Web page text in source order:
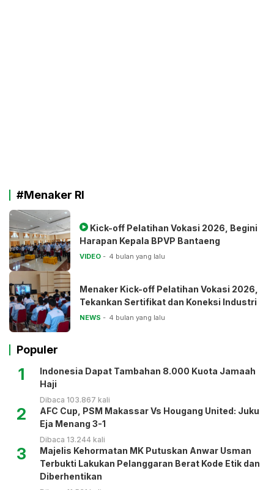
#Menaker RI
Kick-off Pelatihan Vokasi 2026, Begini
Harapan Kepala BPVP Bantaeng
VIDEO 4 bulan yang lalu
Menaker Kick-off Pelatihan Vokasi 2026,
Tekankan Sertifikat dan Koneksi Industri
NEWS 4 bulan yang lalu
Populer
1
Indonesia Dapat Tambahan 8.000 Kuota Jamaah
Haji
Dibaca 103.867 kali
2
AFC Cup, PSM Makassar Vs Hougang United: Juku
Eja Menang 3-1
Dibaca 13.244 kali
3
Majelis Kehormatan MK Putuskan Anwar Usman
Terbukti Lakukan Pelanggaran Berat Kode Etik dan
Diberhentikan